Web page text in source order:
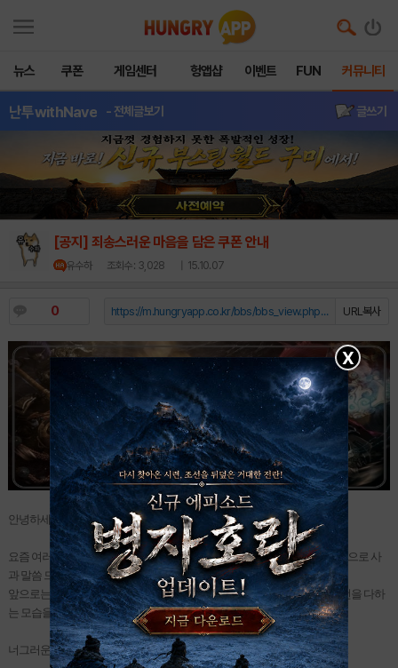
뉴스 쿠폰 게임센터 헝앱샵 이벤트 FUN 커뮤니티
난투withNave - 전체글보기 글쓰기
[공지] 죄송스러운 마음을 담은 쿠폰 안내
유수하 조회수 : 3,028 | 15.10.07
0 URL복사
https://m.hungryapp.co.kr/bbs/bbs_view.php?durl=Y...
안녕하세요 난투:전장의 지배자 GM염라대왕입니다.
요즘 여러 가지문제들로인해 여러소환사님들께심려를끼쳐드린점 진심으로 사
과 말씀 드립니다.
앞으로는 소환사님들께서 난투를 이용함에 있어 불편함이 없으시도록최선을 다하
는 모습을보여드리겠습니다.
너그러운마음으로난투:전장의지배자에대한많은성원을부탁드립니다
X